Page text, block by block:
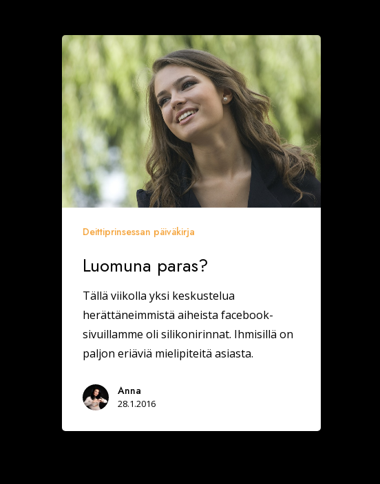
Luomuna
paras?
Deittiprinsessan päiväkirja
Luomuna paras?
Tällä viikolla yksi keskustelua
herättäneimmistä aiheista facebook-
sivuillamme oli silikonirinnat. Ihmisillä on
paljon eriäviä mielipiteitä asiasta.
Anna
28.1.2016